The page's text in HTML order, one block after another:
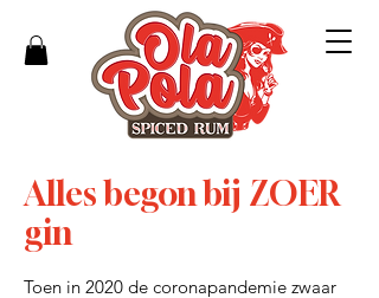
Alles begon bij ZOER
gin
Toen in 2020 de coronapandemie zwaar